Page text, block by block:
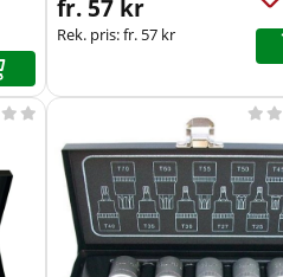
fr. 57 kr
Rek. pris:fr. 57 kr
   